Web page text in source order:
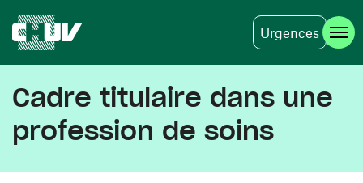
Urgences
Cadre titulaire dans une
profession de soins